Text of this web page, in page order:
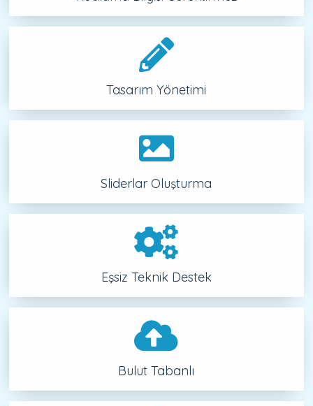
Tasarım Yönetimi
Sliderlar Oluşturma
Eşsiz Teknik Destek
Bulut Tabanlı